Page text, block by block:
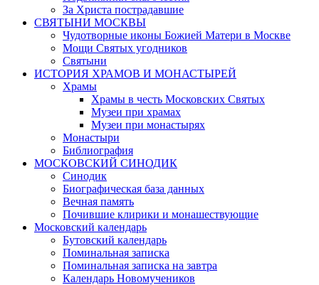
За Христа пострадавшие
СВЯТЫНИ МОСКВЫ
Чудотворные иконы Божией Матери в Москве
Мощи Святых угодников
Святыни
ИСТОРИЯ ХРАМОВ И МОНАСТЫРЕЙ
Храмы
Храмы в честь Московских Святых
Музеи при храмах
Музеи при монастырях
Монастыри
Библиография
МОСКОВСКИЙ СИНОДИК
Синодик
Биографическая база данных
Вечная память
Почившие клирики и монашествующие
Московский календарь
Бутовский календарь
Поминальная записка
Поминальная записка на завтра
Календарь Новомучеников